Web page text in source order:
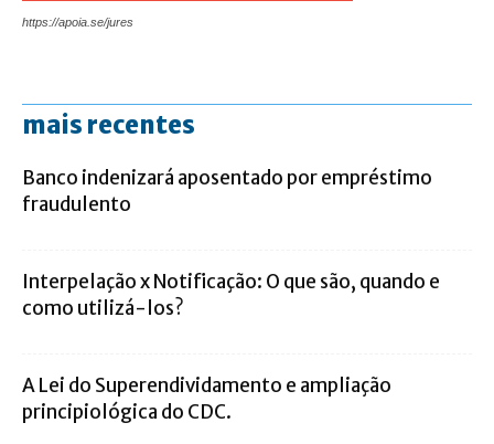
https://apoia.se/jures
mais recentes
Banco indenizará aposentado por empréstimo
fraudulento
Interpelação x Notificação: O que são, quando e
como utilizá-los?
A Lei do Superendividamento e ampliação
principiológica do CDC.